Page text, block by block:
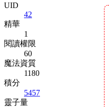
UID
42
精華
1
閱讀權限
60
魔法資質
1180
積分
5457
靈子量